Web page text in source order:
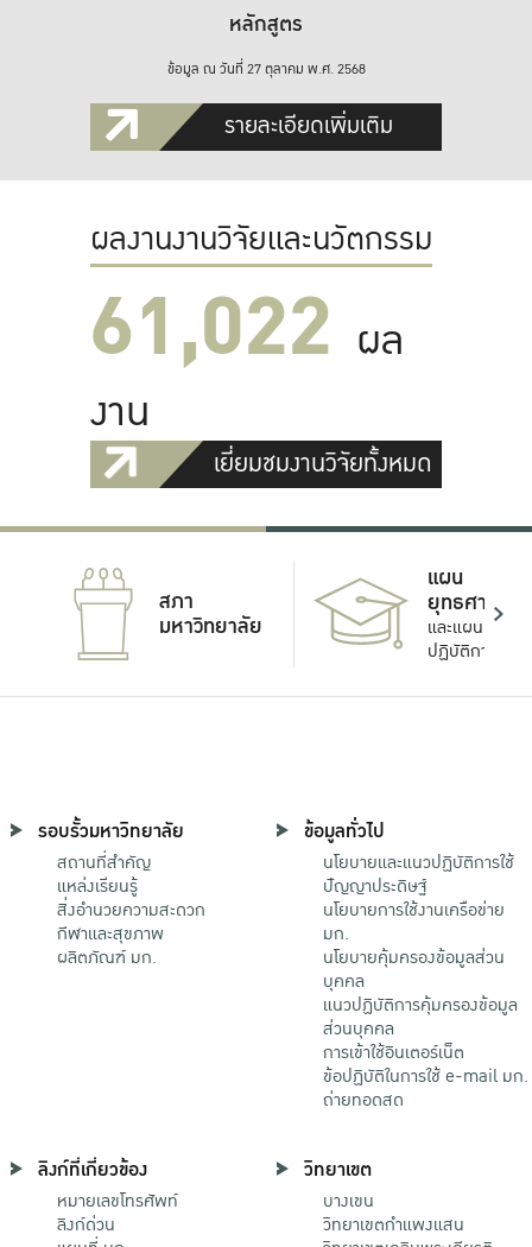
หลักสูตร
ข้อมูล ณ วันที่ 27 ตุลาคม พ.ศ. 2568
รายละเอียดเพิ่มเติม
ผลงานงานวิจัยและนวัตกรรม
61,022 ผล
งาน
เยี่ยมชมงานวิจัยทั้งหมด
สภา
มหาวิทยาลัย
แผน
ยุทธศาสตร์
และแผน
ปฏิบัติการ
รอบรั้วมหาวิทยาลัย
สถานที่สำคัญ
แหล่งเรียนรู้
สิ่งอำนวยความสะดวก
กีฬาและสุขภาพ
ผลิตภัณฑ์ มก.
ข้อมูลทั่วไป
นโยบายและแนวปฏิบัติการใช้
ปัญญาประดิษฐ์
นโยบายการใช้งานเครือข่าย
มก.
นโยบายคุ้มครองข้อมูลส่วน
บุคคล
แนวปฏิบัติการคุ้มครองข้อมูล
ส่วนบุคคล
การเข้าใช้อินเตอร์เน็ต
ข้อปฏิบัติในการใช้ e-mail มก.
ถ่ายทอดสด
ลิงก์ที่เกี่ยวข้อง
หมายเลขโทรศัพท์
ลิงก์ด่วน
วิทยาเขต
บางเขน
วิทยาเขตกําแพงแสน